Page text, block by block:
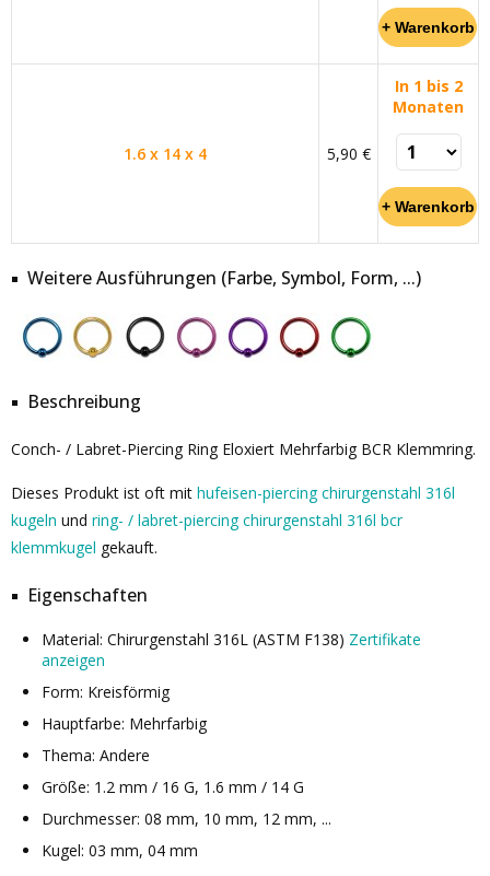
1.6 x 14 x 4 5,90 €
In 1 bis 2
Monaten
Weitere Ausführungen (Farbe, Symbol, Form, ...)
Beschreibung
Conch- / Labret-Piercing Ring Eloxiert Mehrfarbig BCR Klemmring.
Dieses Produkt ist oft mit hufeisen-piercing chirurgenstahl 316l
kugeln und ring- / labret-piercing chirurgenstahl 316l bcr
klemmkugel gekauft.
Eigenschaften
Material: Chirurgenstahl 316L (ASTM F138) Zertifikate
anzeigen
Form: Kreisförmig
Hauptfarbe: Mehrfarbig
Thema: Andere
Größe: 1.2 mm / 16 G, 1.6 mm / 14 G
Durchmesser: 08 mm, 10 mm, 12 mm, ...
Kugel: 03 mm, 04 mm